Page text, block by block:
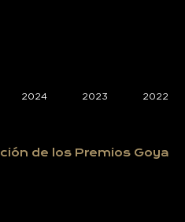
2024 2023 2022
de los Premios Goya